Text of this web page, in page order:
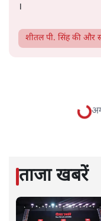
।
शीतल पी. सिंहकी और
वाले
क्यों
विश्लेषण | मुकेश कुमार|